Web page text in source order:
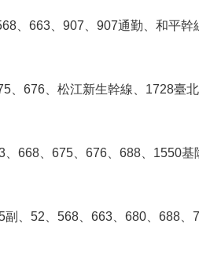
、663、907、907通勤、和平幹
、676、松江新生幹線、1728
668、675、676、688、1550
、52、568、663、680、688、